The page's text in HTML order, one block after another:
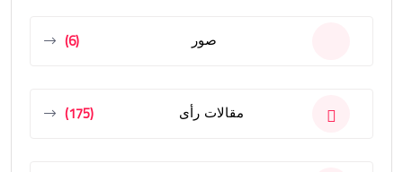
صور (6)
مقالات رأى (175)